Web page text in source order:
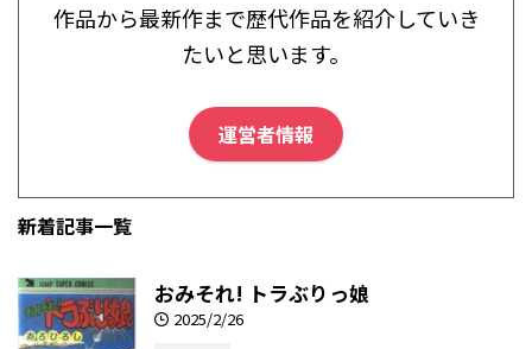
作品から最新作まで歴代作品を紹介していき
たいと思います。
運営者情報
新着記事一覧
おみそれ! トラぶりっ娘
2025/2/26